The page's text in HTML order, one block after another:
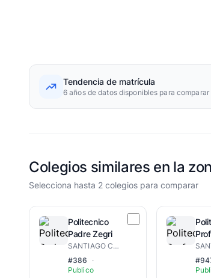
Tendencia de matrícula
6 años de datos disponibles para comparar
Colegios similares en la
Selecciona hasta 2 colegios para comparar
Politecnico
Padre Zegri
SANTIAGO CENTRO-OESTE
#386
·
Publico